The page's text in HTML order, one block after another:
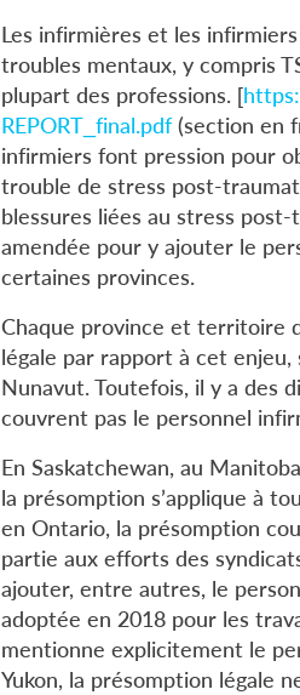
Les infirmières et les
troubles mentaux, y compris
plupart des professions. [
REPORT_final.pdf(section en
infirmiers font pression pour
trouble de stress post-
blessures liées au stress
amendée pour y ajouter le
certaines provinces.
Chaque province et territoire
légale par rapport à cet
Nunavut. Toutefois, il y a des
couvrent pas le personnel
En Saskatchewan, au
la présomption s’applique à
en Ontario, la présomption
partie aux efforts des
ajouter, entre autres, le
adoptée en 2018 pour les
mentionne explicitement le
Yukon, la présomption légale